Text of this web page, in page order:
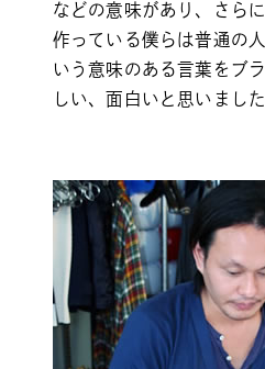
などの意味があり、さら
作っている僕らは普通の
いう意味のある言葉をブ
しい、面白いと思いました